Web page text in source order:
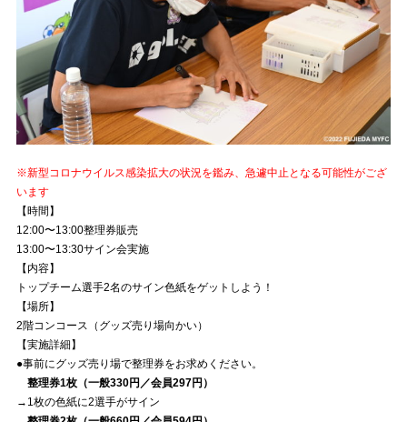
※新型コロナウイルス感染拡大の状況を鑑み、急遽中止となる可能性がござ
います
【時間】
12:00〜13:00整理券販売
13:00〜13:30サイン会実施
【内容】
トップチーム選手2名のサイン色紙をゲットしよう！
【場所】
2階コンコース（グッズ売り場向かい）
【実施詳細】
●事前にグッズ売り場で整理券をお求めください。
整理券1枚（一般330円／会員297円）
→1枚の色紙に2選手がサイン